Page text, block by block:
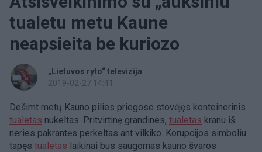
tualetu metu Kaune
neapsieita be kuriozo
„Lietuvos ryto“ televizija
2019-02-27 14:41
Dešimt metų Kauno pilies priegose stovėjęs konteinerinis
tualetas nukeltas. Pritvirtinę grandines, tualetas kranu iš
neries pakrantės perkeltas ant vilkiko. Korupcijos simboliu
tapęs tualetas laikinai bus saugomas kauno švaros